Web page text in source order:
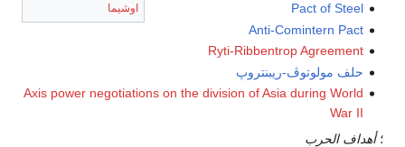
اوشيما
Pact of Steel
Anti-Comintern Pact
Ryti-Ribbentrop Agreement
حلف مولوتوڤ-ريبنتروپ
Axis power negotiations on the division of Asia during World
War II
؛أهداف الحرب